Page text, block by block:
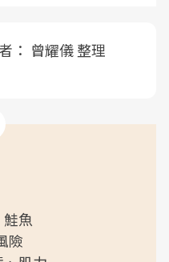
： 曾耀儀 整理
魚
險